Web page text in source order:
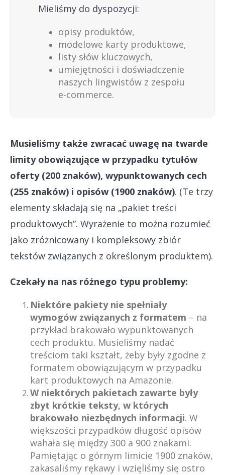
Mieliśmy do dyspozycji:
opisy produktów,
modelowe karty produktowe,
listy słów kluczowych,
umiejętności i doświadczenie
naszych lingwistów z zespołu
e-commerce.
Musieliśmy także zwracać uwagę na twarde
limity obowiązujące w przypadku tytułów
oferty (200 znaków), wypunktowanych cech
(255 znaków) i opisów (1900 znaków). (Te trzy
elementy składają się na „pakiet treści
produktowych”. Wyrażenie to można rozumieć
jako zróżnicowany i kompleksowy zbiór
tekstów związanych z określonym produktem).
Czekały na nas różnego typu problemy:
Niektóre pakiety nie spełniały
wymogów związanych z formatem – na
przykład brakowało wypunktowanych
cech produktu. Musieliśmy nadać
treściom taki kształt, żeby były zgodne z
formatem obowiązującym w przypadku
kart produktowych na Amazonie.
W niektórych pakietach zawarte były
zbyt krótkie teksty, w których
brakowało niezbędnych informacji. W
większości przypadków długość opisów
wahała się między 300 a 900 znakami.
Pamiętając o górnym limicie 1900 znaków,
zakasaliśmy rękawy i wzięliśmy się ostro